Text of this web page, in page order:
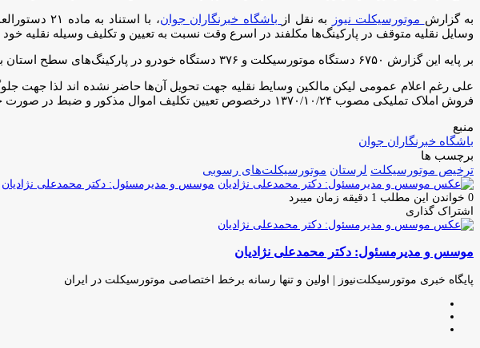
به گزارش موتورسیکلت نیوز به نقل از باشگاه خبرنگاران جوان
، با
وسایل نقلیه متوقف در پارکینگ‌ها مکلفند در اسرع وقت نسبت به تعیین و تکلیف وسیله نقلیه خود
بر پایه این گزارش ۶۷۵۰ دستگاه موتورسیکلت و ۳۷۶ دستگاه خودرو در پارکینگ‌های سطح استان بیش از یک سال نگهداری می‌شوند.
فروش املاک تملیکی مصوب ۱۳۷۰/۱۰/۲۴ درخصوص تعیین تکلیف اموال مذکور و ضبط در صورت خودداری مالک جهت ترخیص، وسیله نقلیه حسب مقررات تعیین و تکلیف خواهد شد.
منبع
باشگاه خبرنگاران جوان
برچسب ها
ترخیص موتورسیکلت لرستان موتورسیکلت‌های رسوبی
موسس و مدیرمسئول: دکتر محمدعلی نژادیان
0 خواندن این مطلب 1 دقیقه زمان میبرد
اشتراک گذاری
فیس
توئیتر
لینکدین
واتس
تلگرام
اشتراک
از
ایمیل
چاپ
موسس و مدیرمسئول: دکتر محمدعلی نژادیان
پایگاه خبری موتورسیکلت‌نیوز | اولین و تنها رسانه برخط اختصاصی موتورسیکلت در ایران